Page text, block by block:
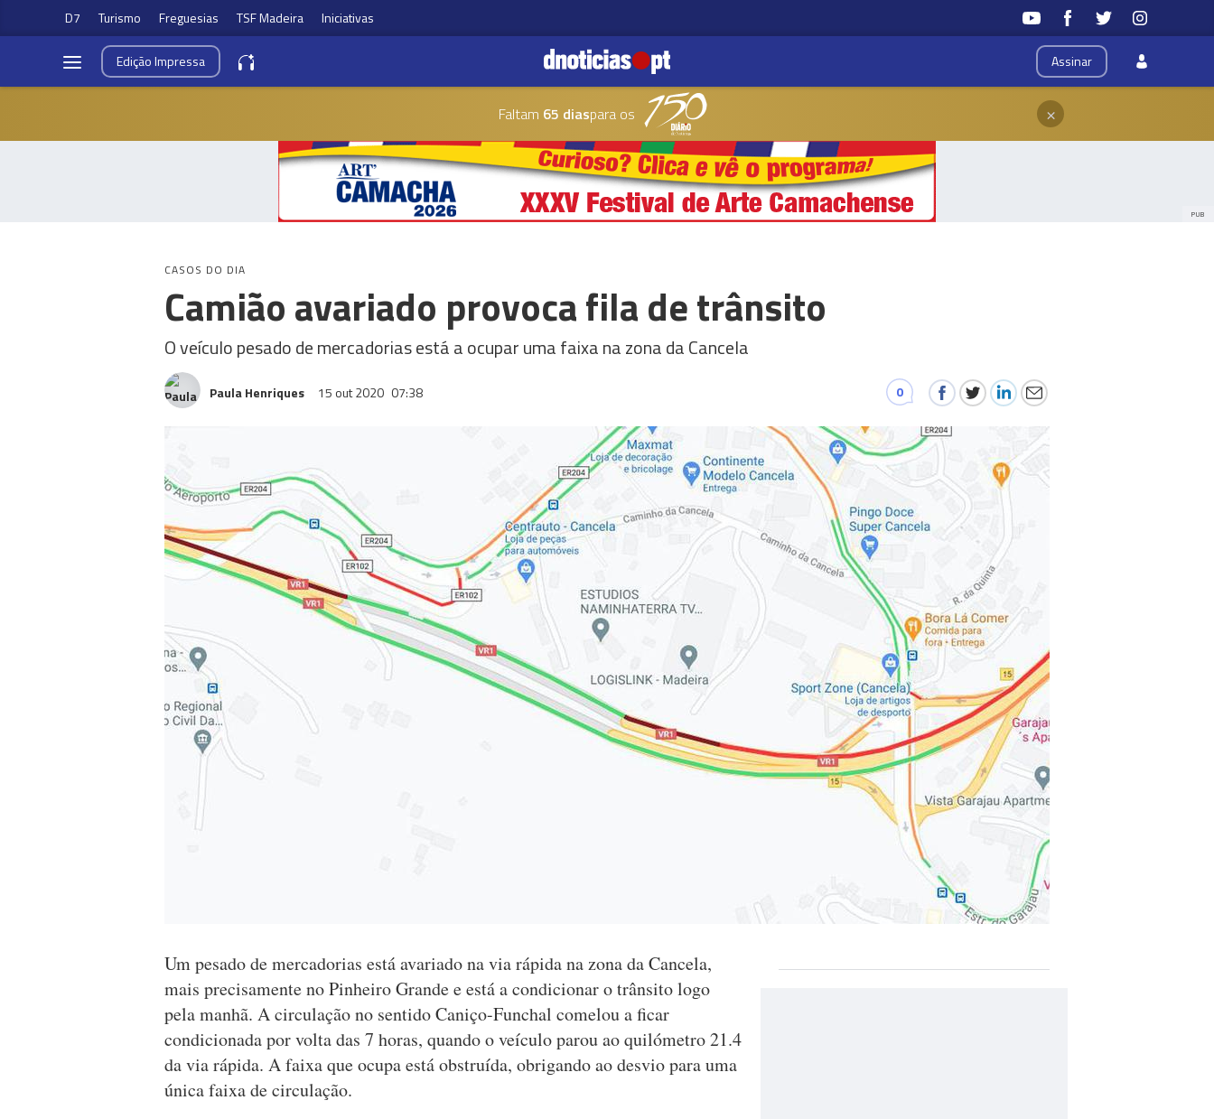
D7 Turismo Freguesias TSF Madeira Iniciativas
Assinar
EdiçãoImpressa
Faltam 65 diaspara os ×
PUB
CASOS DO DIA
Camião avariado provoca fila de trânsito
O veículo pesado de mercadorias está a ocupar uma faixa na zona da Cancela
Paula Henriques 15 out 2020 07:38 0
Um pesado de mercadorias está avariado na via rápida na zona da Cancela,
mais precisamente no Pinheiro Grande e está a condicionar o trânsito logo
pela manhã. A circulação no sentido Caniço-Funchal comelou a ficar
condicionada por volta das 7 horas, quando o veículo parou ao quilómetro 21.4
da via rápida. A faixa que ocupa está obstruída, obrigando ao desvio para uma
única faixa de circulação.